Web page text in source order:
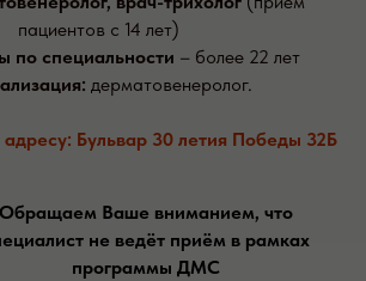
пациентов с 14 лет)
по специальности – более 22 лет
дерматовенеролог.
Бульвар 30 летия Победы 32Б
Обращаем Ваше вниманием, что
не ведёт приём в рамках
программы ДМС